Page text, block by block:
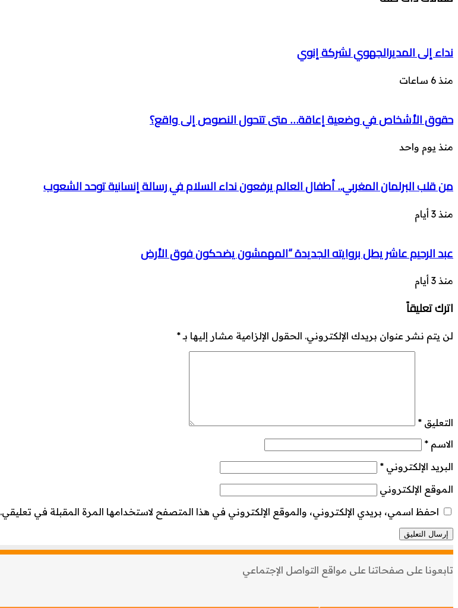
نداء إلى المديرالجهوي لشركة إنوي
منذ 6 ساعات
حقوق الأشخاص في وضعية إعاقة… متى تتحول النصوص إلى واقع؟
منذ يوم واحد
من قلب البرلمان المغربي.. أطفال العالم يرفعون نداء السلام في رسالة إنسانية توحد الشعوب
منذ 3 أيام
عبد الرحيم عاشر يطل بروايته الجديدة “المهمشون يضحكون فوق الأرض
منذ 3 أيام
اترك تعليقاً
لن يتم نشر عنوان بريدك الإلكتروني. الحقول الإلزامية مشار إليها بـ*
التعليق *
الاسم *
البريد الإلكتروني *
الموقع الإلكتروني
احفظ اسمي، بريدي الإلكتروني، والموقع الإلكتروني في هذا المتصفح لاستخدامها المرة المقبلة في تعليقي.
تابعونا على صفحاتنا على مواقع التواصل الإجتماعي